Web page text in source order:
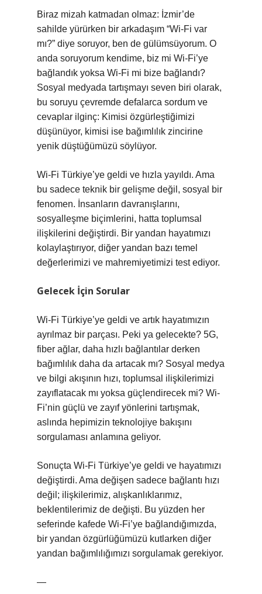
Biraz mizah katmadan olmaz: İzmir’de
sahilde yürürken bir arkadaşım “Wi-Fi var
mı?” diye soruyor, ben de gülümsüyorum. O
anda soruyorum kendime, biz mi Wi-Fi’ye
bağlandık yoksa Wi-Fi mi bize bağlandı?
Sosyal medyada tartışmayı seven biri olarak,
bu soruyu çevremde defalarca sordum ve
cevaplar ilginç: Kimisi özgürleştiğimizi
düşünüyor, kimisi ise bağımlılık zincirine
yenik düştüğümüzü söylüyor.
Wi-Fi Türkiye’ye geldi ve hızla yayıldı. Ama
bu sadece teknik bir gelişme değil, sosyal bir
fenomen. İnsanların davranışlarını,
sosyalleşme biçimlerini, hatta toplumsal
ilişkilerini değiştirdi. Bir yandan hayatımızı
kolaylaştırıyor, diğer yandan bazı temel
değerlerimizi ve mahremiyetimizi test ediyor.
Gelecek İçin Sorular
Wi-Fi Türkiye’ye geldi ve artık hayatımızın
ayrılmaz bir parçası. Peki ya gelecekte? 5G,
fiber ağlar, daha hızlı bağlantılar derken
bağımlılık daha da artacak mı? Sosyal medya
ve bilgi akışının hızı, toplumsal ilişkilerimizi
zayıflatacak mı yoksa güçlendirecek mi? Wi-
Fi’nin güçlü ve zayıf yönlerini tartışmak,
aslında hepimizin teknolojiye bakışını
sorgulaması anlamına geliyor.
Sonuçta Wi-Fi Türkiye’ye geldi ve hayatımızı
değiştirdi. Ama değişen sadece bağlantı hızı
değil; ilişkilerimiz, alışkanlıklarımız,
beklentilerimiz de değişti. Bu yüzden her
seferinde kafede Wi-Fi’ye bağlandığımızda,
bir yandan özgürlüğümüzü kutlarken diğer
yandan bağımlılığımızı sorgulamak gerekiyor.
—